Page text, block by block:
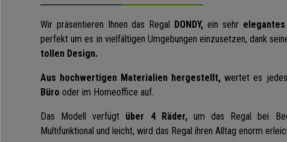
Wir präsentieren Ihnen das Regal DONDY, ein sehr
perfekt um es in vielfältigen Umgebungen einzusetzen, dank
tollen Design.
Aus hochwertigen Materialien hergestellt, wertet es
Büro oder im Homeoffice auf.
Das Modell verfügt über 4 Räder, um das Regal bei
Multifunktional und leicht, wird das Regal ihren Alltag enorm